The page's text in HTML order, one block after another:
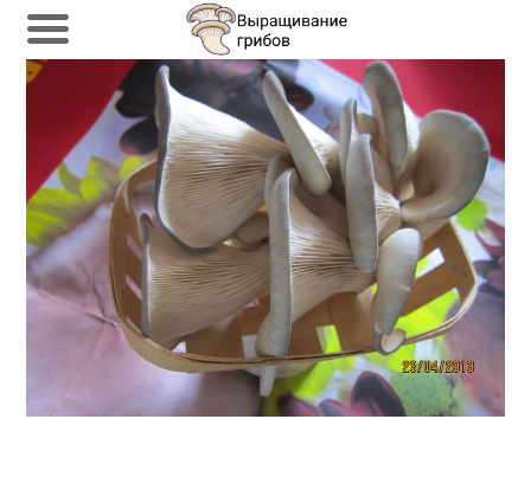
Перейти
содержимому